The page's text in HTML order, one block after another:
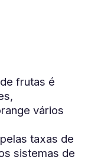
frutas é
vários
taxas de
sistemas de